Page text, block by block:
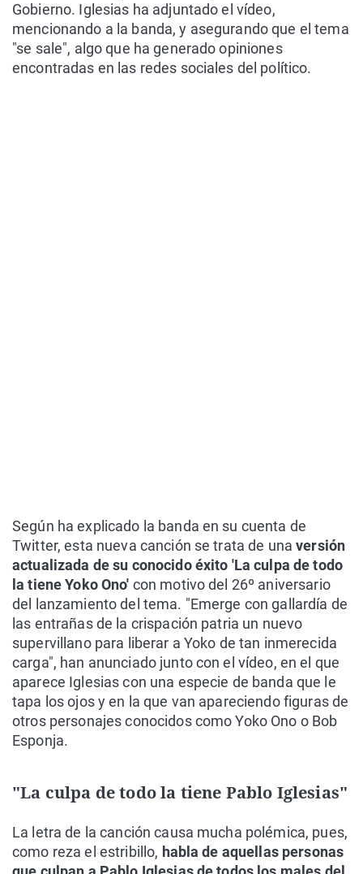
Gobierno. Iglesias ha adjuntado el vídeo,
mencionando a la banda, y asegurando que el tema
"se sale", algo que ha generado opiniones
encontradas en las redes sociales del político.
Según ha explicado la banda en su cuenta de
Twitter, esta nueva canción se trata de unaversión
actualizada de su conocido éxito 'La culpa de todo
la tiene Yoko Ono' con motivo del 26º aniversario
del lanzamiento del tema. "Emerge con gallardía de
las entrañas de la crispación patria un nuevo
supervillano para liberar a Yoko de tan inmerecida
carga", han anunciado junto con el vídeo, en el que
aparece Iglesias con una especie de banda que le
tapa los ojos y en la que van apareciendo figuras de
otros personajes conocidos como Yoko Ono o Bob
Esponja.
"La culpa de todo la tiene Pablo Iglesias"
La letra de la canción causa mucha polémica, pues,
como reza el estribillo, habla de aquellas personas